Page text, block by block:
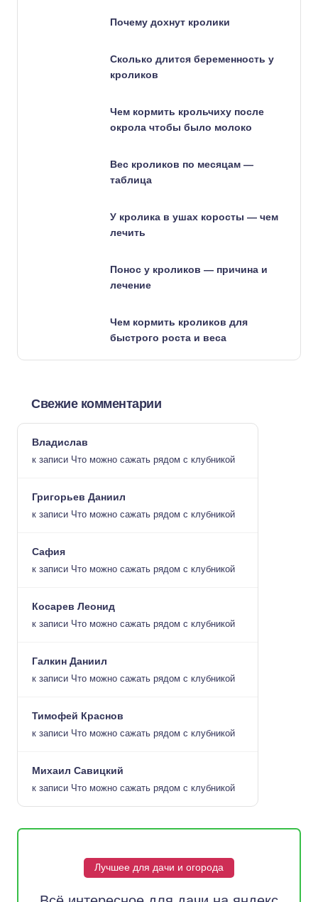
Почему дохнут кролики
Сколько длится беременность у
кроликов
Чем кормить крольчиху после
окрола чтобы было молоко
Вес кроликов по месяцам —
таблица
У кролика в ушах коросты — чем
лечить
Понос у кроликов — причина и
лечение
Чем кормить кроликов для
быстрого роста и веса
Свежие комментарии
Владислав
к записи Что можно сажать рядом с клубникой
Григорьев Даниил
к записи Что можно сажать рядом с клубникой
Сафия
к записи Что можно сажать рядом с клубникой
Косарев Леонид
к записи Что можно сажать рядом с клубникой
Галкин Даниил
к записи Что можно сажать рядом с клубникой
Тимофей Краснов
к записи Что можно сажать рядом с клубникой
Михаил Савицкий
к записи Что можно сажать рядом с клубникой
Лучшее для дачи и огорода